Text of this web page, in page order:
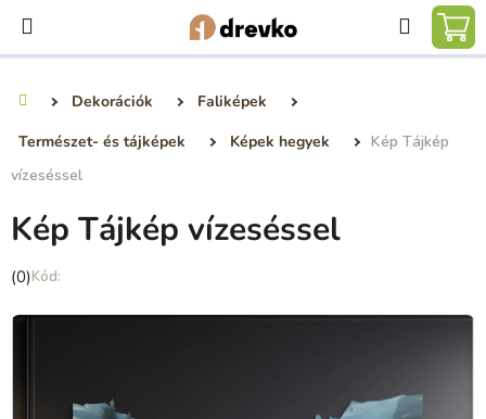
fő
Dekorációk
Faliképek
Természet- és tájképek
Képek hegyek
Kép Tájkép
vízeséssel
Kép Tájkép vízeséssel
A
átlagos
(0)